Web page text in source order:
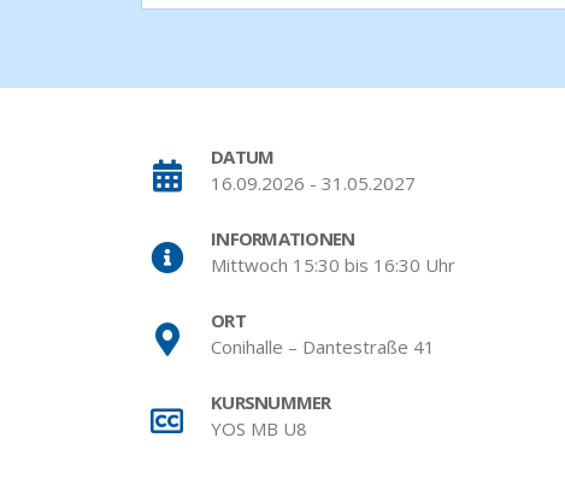
DATUM
16.09.2026 - 31.05.2027
INFORMATIONEN
Mittwoch 15:30 bis 16:30 Uhr
ORT
Conihalle – Dantestraße 41
KURSNUMMER
YOS MB U8